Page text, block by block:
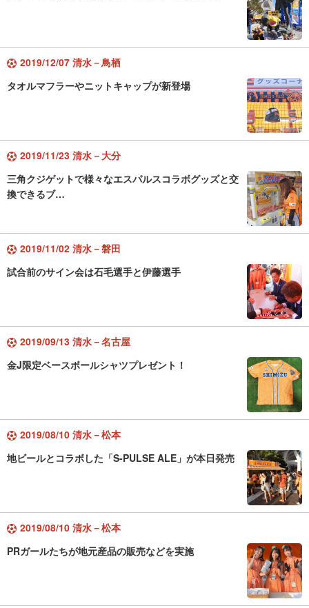
2019/12/07 清水－鳥栖
タオルマフラーやニットキャップが新登場
2019/11/23 清水－大分
三角クジゲットで様々なエスパルスコラボグッズと交
換できるブ…
2019/11/02 清水－磐田
試合前のサイン会は石毛選手と伊藤選手
2019/09/13 清水－名古屋
金J限定ベースボールシャツプレゼント！
2019/08/10 清水－松本
地ビールとコラボした「S-PULSE ALE」が本日発売
2019/08/10 清水－松本
PRガールたちが地元産品の販売などを実施